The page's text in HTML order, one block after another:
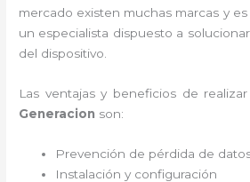
mercado existen muchas marcas y
un especialista dispuesto a
del dispositivo.
Las ventajas y beneficios de
Generacion son:
Prevención de pérdida de
Instalación y configuración